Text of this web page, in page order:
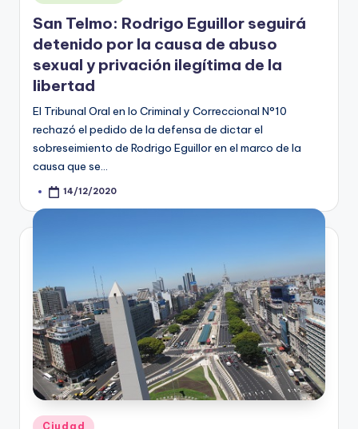
in
San Telmo: Rodrigo Eguillor seguirá
detenido por la causa de abuso
sexual y privación ilegítima de la
libertad
El Tribunal Oral en lo Criminal y Correccional N°10
rechazó el pedido de la defensa de dictar el
sobreseimiento de Rodrigo Eguillor en el marco de la
causa que se…
Posted14/12/2020
Posted
Ciudad